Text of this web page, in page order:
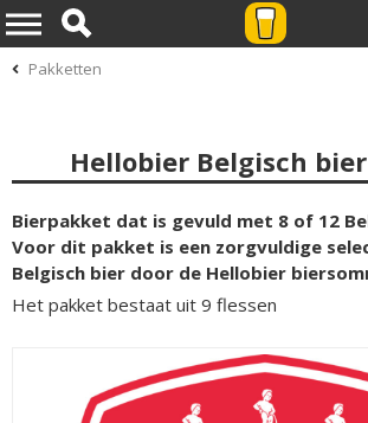
Pakketten
Hellobier Belgisch
Bierpakket dat is gevuld met 8 of 12
Voor dit pakket is een zorgvuldige
Belgisch bier door de Hellobier
Het pakket bestaat uit 9 flessen